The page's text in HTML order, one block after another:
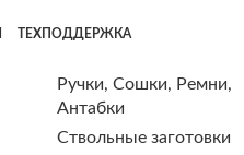
ТЕХПОДДЕРЖКА
Ручки, Сошки, Ремни,
Антабки
Ствольные заготовки